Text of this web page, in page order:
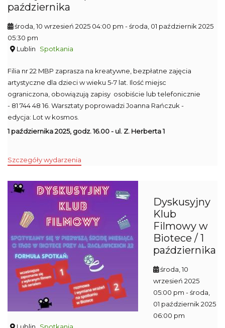
października
środa, 10 wrzesień 2025 04:00 pm - środa, 01 październik 2025
05:30 pm
Lublin
Spotkania
Filia nr 22 MBP zaprasza na kreatywne, bezpłatne zajęcia
artystyczne dla dzieci w wieku 5-7 lat. Ilość miejsc
ograniczona, obowiązują zapisy osobiście lub telefonicznie
- 81 744 48 16. Warsztaty poprowadzi Joanna Rańczuk -
edycja: Lot w kosmos.
1 października 2025, godz. 16.00 - ul. Z. Herberta 1
Szczegóły wydarzenia
Dyskusyjny
Klub
Filmowy w
Biotece / 1
października
środa, 10
wrzesień 2025
05:00 pm - środa,
01 październik 2025
06:00 pm